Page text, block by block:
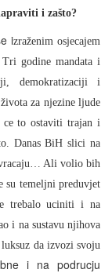
i zašto?
izraženim osjecajem
godine mandata i
demokratizaciji i
za njezine ljude
to ostaviti trajan i
Danas BiH slici na
Ali volio bih
su temeljni preduvjet
trebalo uciniti i na
i na sustavu njihova
da izvozi svoju
i na podrucju